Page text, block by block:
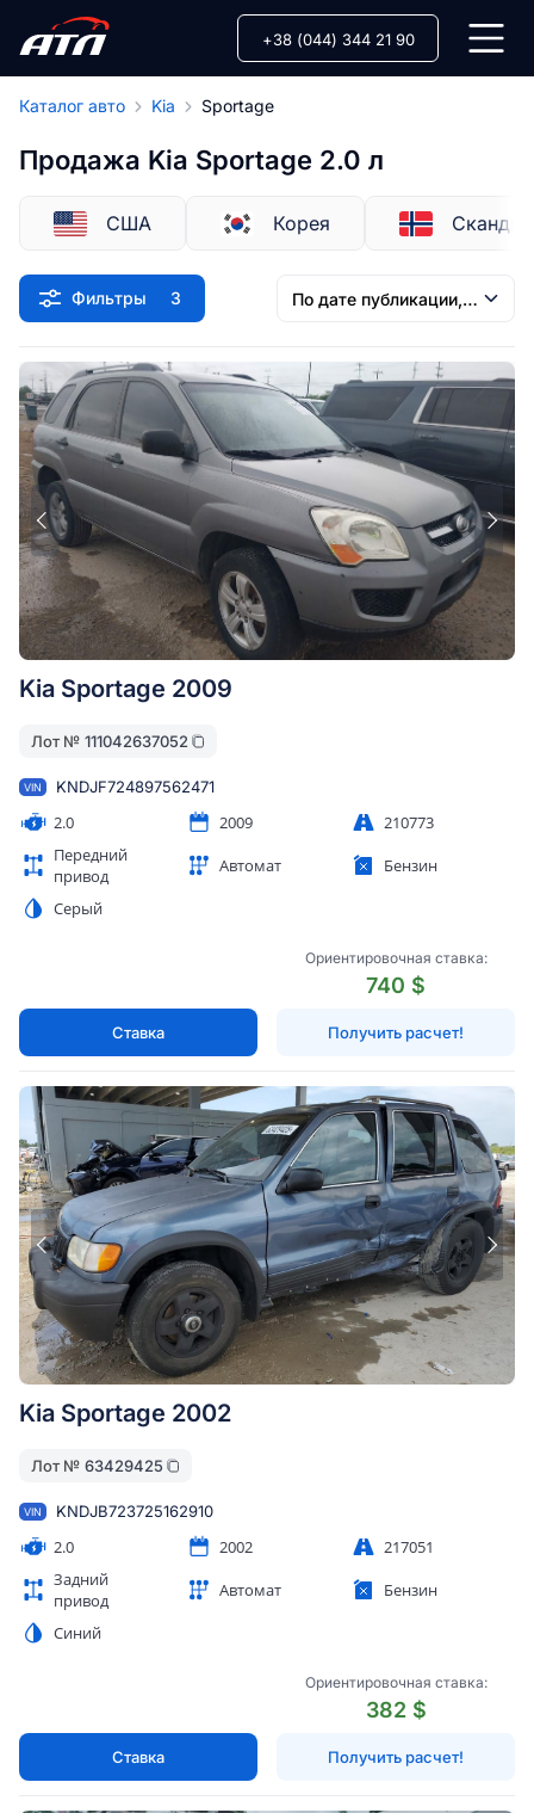
+38 (044) 344 21 90
Каталог авто Kia Sportage
Продажа Kia Sportage 2.0 л
США Корея
Фильтры 3
Kia Sportage 2009
Лот № 111042637052
VIN KNDJF724897562471
2.0 2009
210773
Передний
привод
Автомат
Бензин
Серый
Ориентировочная ставка:
740 $
Ставка Получить расчет!
Kia Sportage 2002
Лот № 63429425
VIN KNDJB723725162910
2.0 2002
217051
Задний
привод
Автомат
Бензин
Синий
Ориентировочная ставка:
382 $
Ставка Получить расчет!